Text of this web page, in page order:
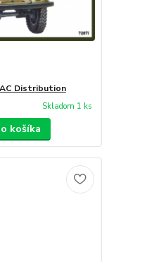
Distribution
Skladom 1 ks
košíka